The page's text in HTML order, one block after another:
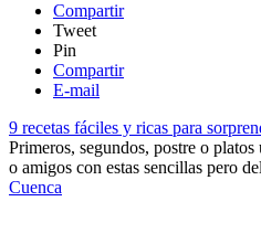
Compartir
Tweet
Pin
Compartir
E-mail
9 recetas fáciles y ricas para
Primeros, segundos, postre o
o amigos con estas sencillas pero
Cuenca